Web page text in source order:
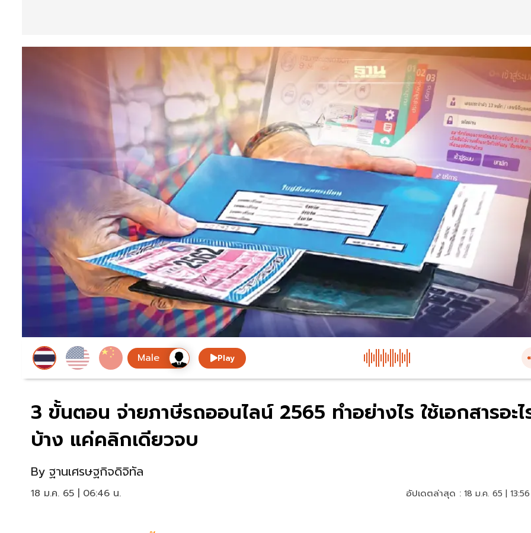
Play
3 ขั้นตอน จ่ายภาษีรถออนไลน์ 2565 ทำอย่างไร ใช้เอกสารอะไ
บ้าง แค่คลิกเดียวจบ
By ฐานเศรษฐกิจดิจิทัล
18 ม.ค. 65 | 06:46 น. อัปเดตล่าสุด : 18 ม.ค. 65 |